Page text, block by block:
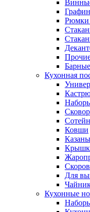
Рюмки
Кухонная
Ковши
Для
Кухонные